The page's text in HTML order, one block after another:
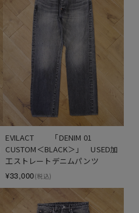
EVILACT 　　「DENIM 01
CUSTOM＜BLACK＞」　USED加
工ストレートデニムパンツ
¥33,000(税込)